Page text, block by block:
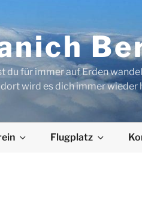
du für immer auf Erden
wird es dich immer wieder
Flugplatz